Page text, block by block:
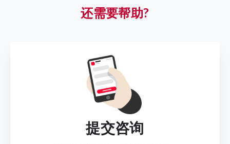
还需要帮助?
提交咨询